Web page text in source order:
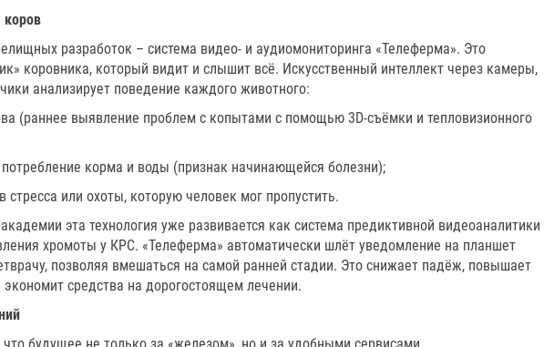
коров
разработок – система видео- и аудиомониторинга «Телеферма». Это
коровника, который видит и слышит всё. Искусственный интеллект через камеры,
анализирует поведение каждого животного:
(раннее выявление проблем с копытами с помощью 3D-съёмки и тепловизионного
потребление корма и воды (признак начинающейся болезни);
стресса или охоты, которую человек мог пропустить.
эта технология уже развивается как система предиктивной видеоаналитики
хромоты у КРС. «Телеферма» автоматически шлёт уведомление на планшет
позволяя вмешаться на самой ранней стадии. Это снижает падёж, повышает
экономит средства на дорогостоящем лечении.